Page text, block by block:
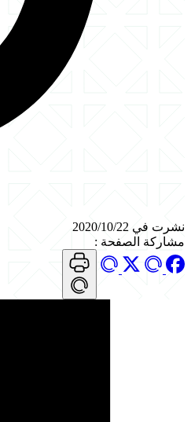
نشرت في 2020/10/22
مشاركة الصفحة :